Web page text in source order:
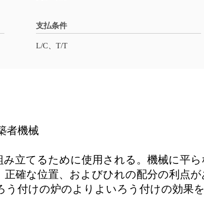
支払条件
L/C、T/T
者機械
立てるために使用される。機械に平
確な位置、およびひれの配分の利点
付けの炉のよりよいろう付けの効果